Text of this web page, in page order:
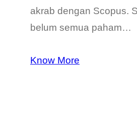
akrab dengan Scopus.
belum semua paham…
Know More